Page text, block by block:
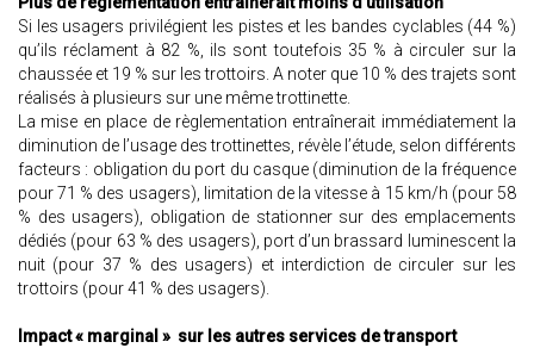
Si les usagers privilégient les pistes et les bandes cyclables (44 %)
qu’ils réclament à 82 %, ils sont toutefois 35 % à circuler sur la
chaussée et 19 % sur les trottoirs. A noter que 10 % des trajets sont
réalisés à plusieurs sur une même trottinette.
La mise en place de règlementation entraînerait immédiatement la
diminution de l’usage des trottinettes, révèle l’étude, selon différents
facteurs : obligation du port du casque (diminution de la fréquence
pour 71 % des usagers), limitation de la vitesse à 15 km/h (pour 58
% des usagers), obligation de stationner sur des emplacements
dédiés (pour 63 % des usagers), port d’un brassard luminescent la
nuit (pour 37 % des usagers) et interdiction de circuler sur les
trottoirs (pour 41 % des usagers).
Impact « marginal » sur les autres services de transport